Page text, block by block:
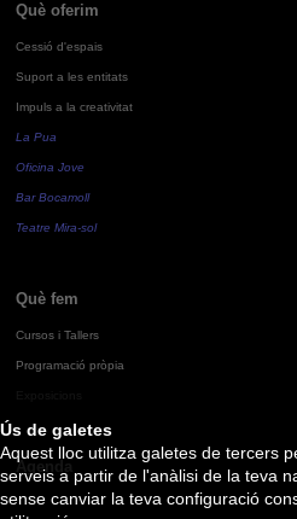
Ús de galetes
Aquest lloc utilitza galetes de tercers
serveis a partir de l'anàlisi de la teva
sense canviar la teva configuració
Què oferim
Cessió d'espais
Suport a les entitats
Impuls a la creativitat
La Pua
Oficina Jove
Bar Bocamoll
Teatre Mira-sol
Què fem
Cursos i Tallers
Programació pròpia
Agenda